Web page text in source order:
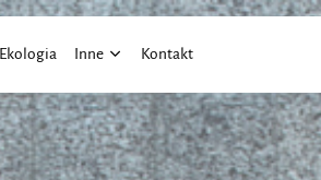
Ekologia Inne
Aktualności
Elektronika
Kontakt